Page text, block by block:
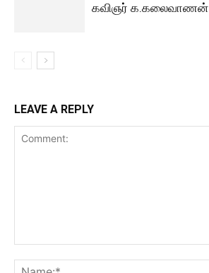
கவிஞர் க.கலைவாணன்
LEAVE A REPLY